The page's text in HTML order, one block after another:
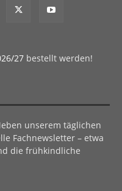
27 bestellt werden!
unserem täglichen
Fachnewsletter – etwa
die frühkindliche